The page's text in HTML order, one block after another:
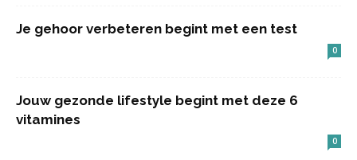
Je gehoor verbeteren begint met een test
0
Jouw gezonde lifestyle begint met deze 6
vitamines
0